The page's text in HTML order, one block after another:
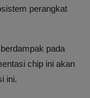
perangkat
pada
chip ini akan
ini.